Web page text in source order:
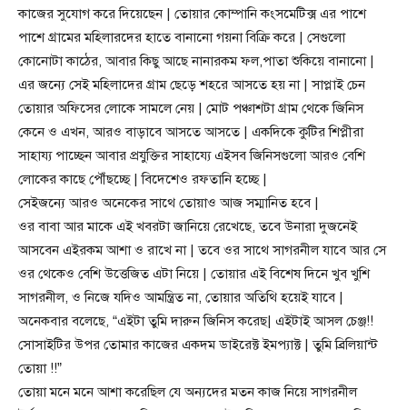
কাজের সুযোগ করে দিয়েছেন | তোয়ার কোম্পানি কংসমেটিক্স এর পাশে
পাশে গ্রামের মহিলারদের হাতে বানানো গয়না বিক্রি করে | সেগুলো
কোনোটা কাঠের, আবার কিছু আছে নানারকম ফল,পাতা শুকিয়ে বানানো |
এর জন্যে সেই মহিলাদের গ্রাম ছেড়ে শহরে আসতে হয় না | সাপ্লাই চেন
তোয়ার অফিসের লোকে সামলে নেয় | মোট পঞ্চাশটা গ্রাম থেকে জিনিস
কেনে ও এখন, আরও বাড়াবে আসতে আসতে | একদিকে কুটির শিপ্লীরা
সাহায্য পাচ্ছেন আবার প্রযুক্তির সাহায্যে এইসব জিনিসগুলো আরও বেশি
লোকের কাছে পৌঁছচ্ছে | বিদেশেও রফতানি হচ্ছে |
সেইজন্যে আরও অনেকের সাথে তোয়াও আজ সম্মানিত হবে |
ওর বাবা আর মাকে এই খবরটা জানিয়ে রেখেছে, তবে উনারা দুজনেই
আসবেন এইরকম আশা ও রাখে না | তবে ওর সাথে সাগরনীল যাবে আর সে
ওর থেকেও বেশি উত্তেজিত এটা নিয়ে | তোয়ার এই বিশেষ দিনে খুব খুশি
সাগরনীল, ও নিজে যদিও আমন্ত্রিত না, তোয়ার অতিথি হয়েই যাবে |
অনেকবার বলেছে, “এইটা তুমি দারুন জিনিস করেছ| এইটাই আসল চেঞ্জ!!
সোসাইটির উপর তোমার কাজের একদম ডাইরেক্ট ইমপ্যাক্ট | তুমি ব্রিলিয়ান্ট
তোয়া !!”
তোয়া মনে মনে আশা করেছিল যে অন্যদের মতন কাজ নিয়ে সাগরনীল